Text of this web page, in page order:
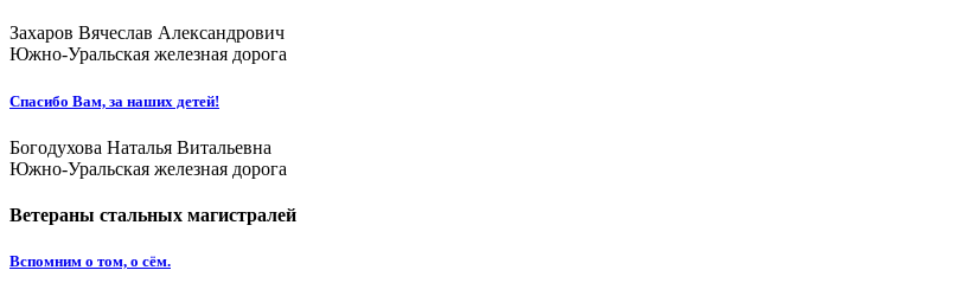
Захаров Вячеслав Александрович
Южно-Уральская железная дорога
Спасибо Вам, за наших детей!
Богодухова Наталья Витальевна
Южно-Уральская железная дорога
Ветераны стальных магистралей
Вспомним о том, о сём.